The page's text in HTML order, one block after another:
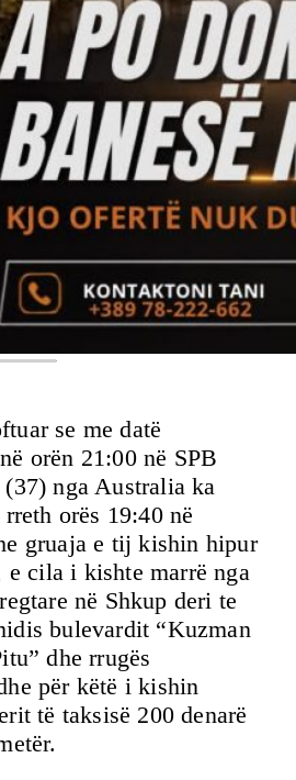
se me datë
orën 21:00 në SPB
nga Australia ka
orës 19:40 në
gruaja e tij kishin hipur
e cila i kishte marrë nga
në Shkup deri te
bulevardit “Kuzman
dhe rrugës
për këtë i kishin
të taksisë 200 denarë